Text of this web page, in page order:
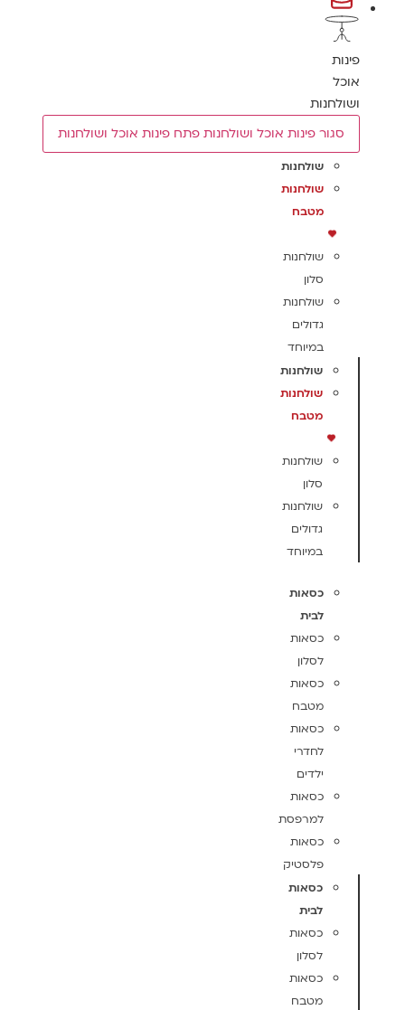
פינות
אוכל
ושולחנות
סגור פינות אוכל ושולחנות פתח פינות אוכל ושולחנות
שולחנות
שולחנות
מטבח
שולחנות
סלון
שולחנות
גדולים
במיוחד
שולחנות
שולחנות
מטבח
שולחנות
סלון
שולחנות
גדולים
במיוחד
כסאות
לבית
כסאות
לסלון
כסאות
מטבח
כסאות
לחדרי
ילדים
כסאות
למרפסת
כסאות
פלסטיק
כסאות
לבית
כסאות
לסלון
כסאות
מטבח